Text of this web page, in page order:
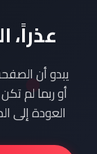
يبدو أن
أو ربما لم
العودة إلى